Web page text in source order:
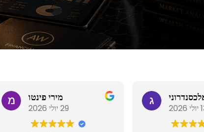
מירי פינטו
29 יולי 2026
גלית אלכסנדרוני
13 יולי 2026